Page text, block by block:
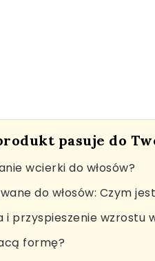
pasuje do
wcierki do włosów?
do włosów: Czym
przyspieszenie wzrostu
formę?